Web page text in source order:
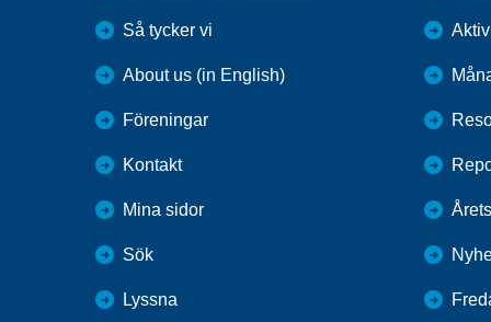
Så tycker vi
About us (in English)
Föreningar
Kontakt
Mina sidor
Sök
Lyssna